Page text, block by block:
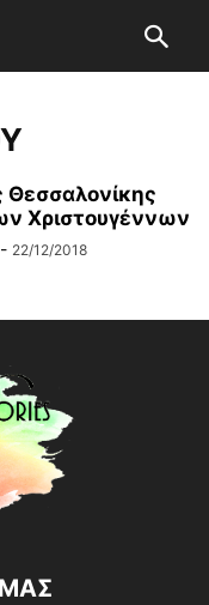
Θεσσαλονίκης
Χριστουγέννων
- 22/12/2018